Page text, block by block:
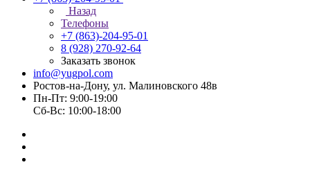
Назад
Телефоны
+7 (863)-204-95-01
8 (928) 270-92-64
Заказать звонок
info@yugpol.com
Ростов-на-Дону, ул. Малиновского 48в
Пн-Пт: 9:00-19:00
Cб-Вс: 10:00-18:00